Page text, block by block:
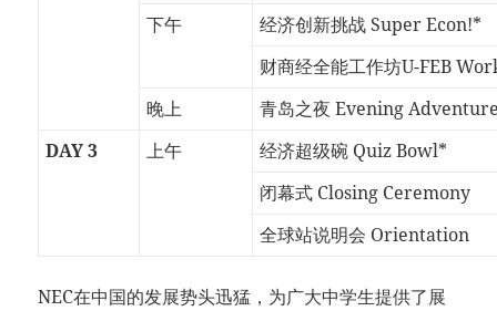
下午
经济创新挑战 Super Econ!*
财商经全能工作坊U-FEB
晚上
青岛之夜 Evening
DAY 3
上午
经济超级碗 Quiz Bowl*
闭幕式 Closing Ceremony
全球站说明会 Orientation
NEC在中国的发展势头迅猛，为广大中学生提供了展